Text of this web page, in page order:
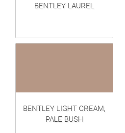
BENTLEY LAUREL
BENTLEY LIGHT CREAM,
PALE BUSH